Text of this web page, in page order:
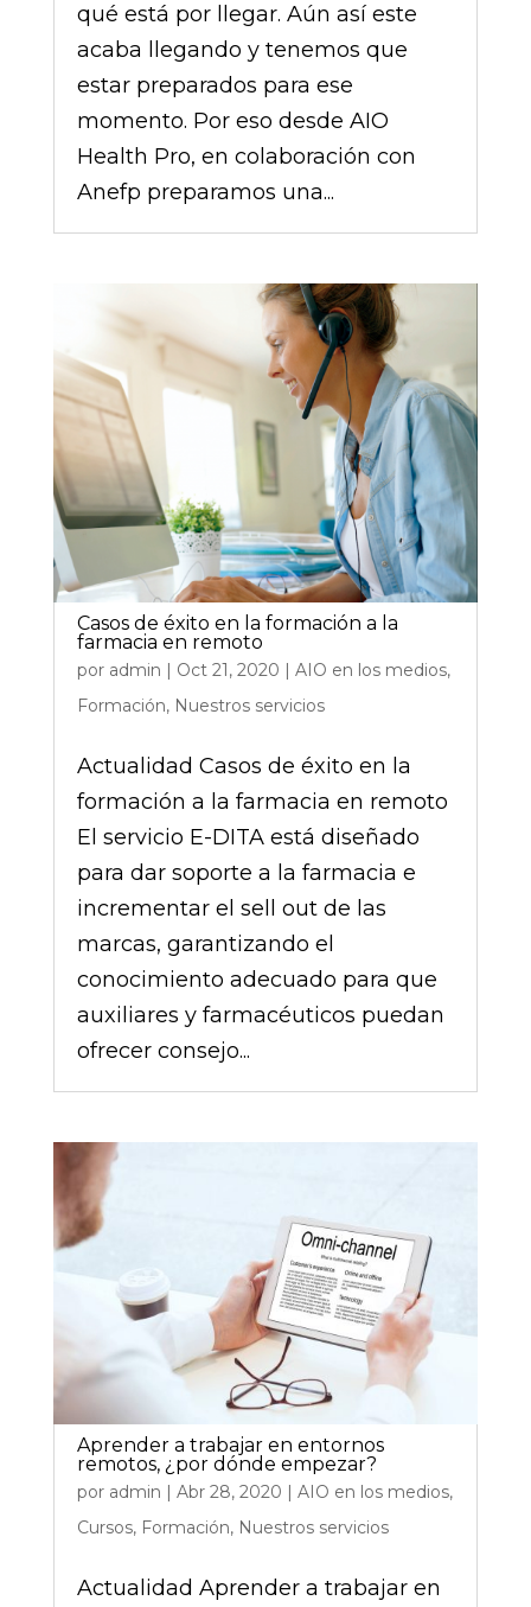
qué está por llegar. Aún así este
acaba llegando y tenemos que
estar preparados para ese
momento. Por eso desde AIO
Health Pro, en colaboración con
Anefp preparamos una...
Casos de éxito en la formación a la
farmacia en remoto
por admin | Oct 21, 2020 | AIO en los medios,
Formación, Nuestros servicios
Actualidad Casos de éxito en la
formación a la farmacia en remoto
El servicio E-DITA está diseñado
para dar soporte a la farmacia e
incrementar el sell out de las
marcas, garantizando el
conocimiento adecuado para que
auxiliares y farmacéuticos puedan
ofrecer consejo...
Aprender a trabajar en entornos
remotos, ¿por dónde empezar?
por admin Abr 28, 2020 AIO en los medios,
Cursos, Formación, Nuestros servicios
Actualidad Aprender a trabajar en